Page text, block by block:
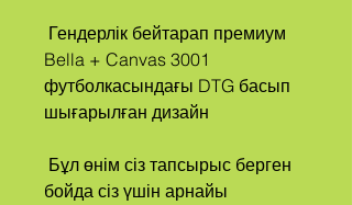
Bella + Canvas 3001
футболкасындағы DTG басып
шығарылған дизайн
бойда сіз үшін арнайы